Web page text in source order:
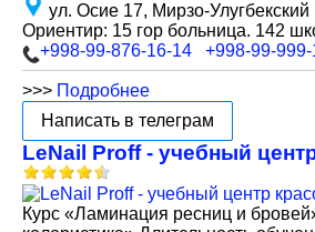
ул. Осие 17, Мирзо-
Ориентир: 15 гор больница. 142
+998-99-876-16-14
+998-99-
>>> Подробнее
Написать в телеграм
LeNail Proff - учебный
Курс «Ламинация ресниц и